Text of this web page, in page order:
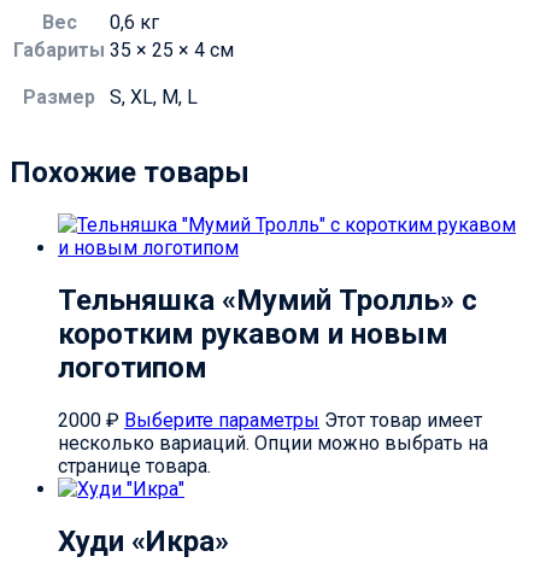
Вес
0,6 кг
Габариты 35 × 25 × 4 см
Размер S, XL, M, L
Похожие товары
Тельняшка «Мумий Тролль» с
коротким рукавом и новым
логотипом
2000 ₽ Выберите параметры Этот товар имеет
несколько вариаций. Опции можно выбрать на
странице товара.
Худи «Икра»